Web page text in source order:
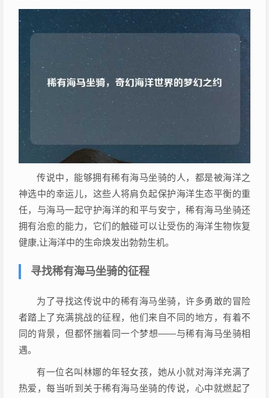
传说中，能够拥有稀有海马坐骑的人，都是被海洋之
神选中的幸运儿，这些人将肩负起保护海洋生态平衡的重
任，与海马一起守护海洋的和平与安宁，稀有海马坐骑还
拥有治愈的能力，它们的触碰可以让受伤的海洋生物恢复
健康,让海洋中的生命焕发出勃勃生机。
寻找稀有海马坐骑的征程
为了寻找这传说中的稀有海马坐骑，许多勇敢的冒险
者踏上了充满挑战的征程，他们来自不同的地方，有着不
同的背景，但都怀揣着同一个梦想——与稀有海马坐骑相
遇。
有一位名叫林娜的年轻女孩，她从小就对海洋充满了
热爱，每当听到关于稀有海马坐骑的传说，心中就燃起了